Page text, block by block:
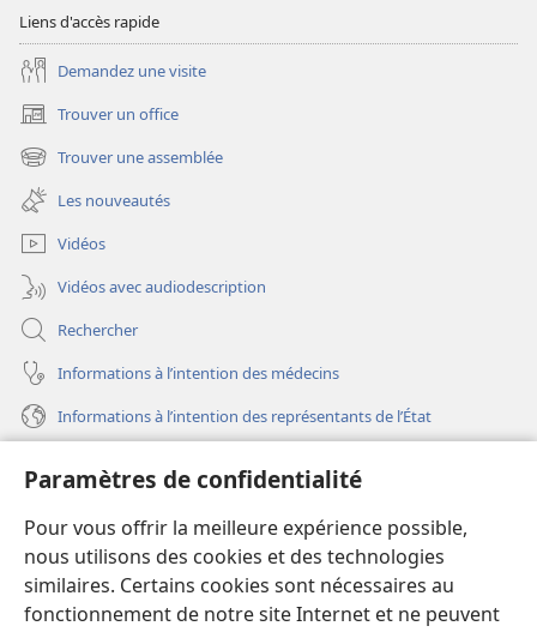
Paramètres de confidentialité
Pour vous offrir la meilleure expérience possible,
nous utilisons des cookies et des technologies
similaires. Certains cookies sont nécessaires au
fonctionnement de notre site Internet et ne peuvent
Liens d'accès rapide
Demandez une visite
Trouver un office
(ouvre
une
nouvelle
fenêtre)
Trouver une assemblée
(ouvre
une
nouvelle
fenêtre)
Les nouveautés
Vidéos
Vidéos avec audiodescription
Rechercher
Informations à l’intention des médecins
Informations à l’intention des représentants de l’État
Dons
(ouvre
une
nouvelle
fenêtre)
Bibliothèque en ligne
(ouvre
une